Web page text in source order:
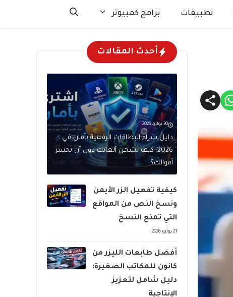
تطبيقات برامج كمبيوتر
أحدث المقالات
30 يوليو، 2026
دليل شراء البطاقات الرقمية بأمان في
2026: كيف تشحن ألعابك دون أن تخسر
أموالك؟
كيفية تفعيل الزر الأيمن
ونسخ النص من المواقع
التي تمنع النسخ
21 يوليو، 2026
أفضل طابعات الليزر من
كانون للمكاتب الصغيرة:
دليل شامل لتعزيز
الإنتاجية